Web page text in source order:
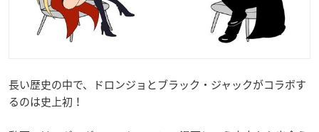
長い歴史の中で、ドロンジョとブラック・ジャックがコラボす
るのは史上初！